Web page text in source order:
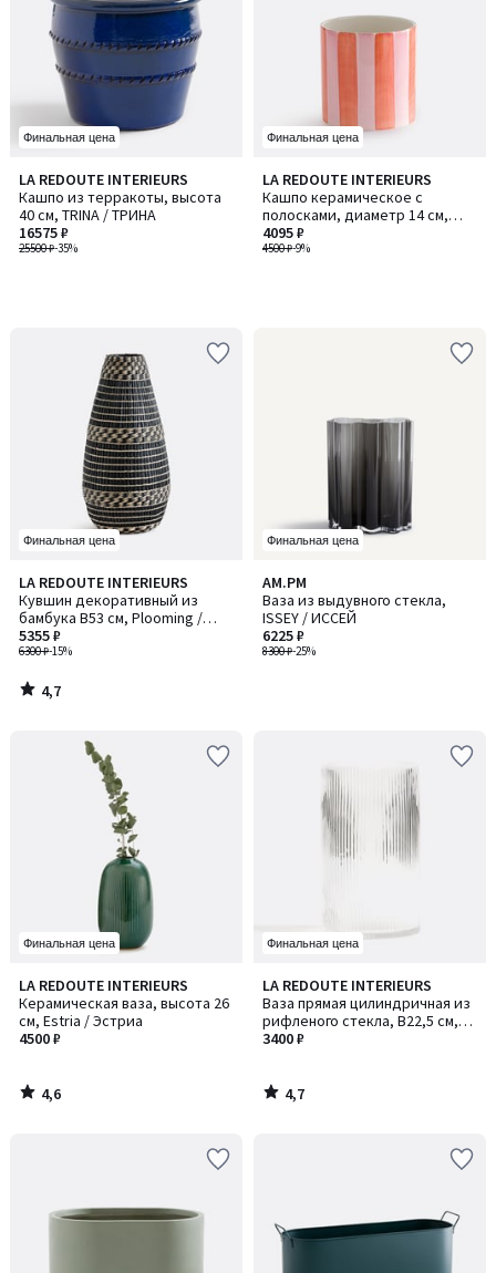
Финальная цена
LA REDOUTE INTERIEURS
Кашпо из терракоты, высота
40 см, TRINA / ТРИНА
25500 ₽-35%
16575 ₽
Финальная цена
LA REDOUTE INTERIEURS
Кашпо керамическое с
полосками, диаметр 14 см,
JAOMA / ЙАОМА
4500 ₽-9%
4095 ₽
Финальная цена
LA REDOUTE INTERIEURS
Кувшин декоративный из
бамбука В53 см, Plooming /
Плумин
6300 ₽-15%
5355 ₽
4,7
/ 5
4,7
/
Финальная цена
AM.PM
Ваза из выдувного стекла,
ISSEY / ИССЕЙ
8300 ₽-25%
6225 ₽
Финальная цена
LA REDOUTE INTERIEURS
Керамическая ваза, высота 26
см, Estria / Эстриа
4500 ₽
4,6
/ 5
4,6
/
Финальная цена
LA REDOUTE INTERIEURS
Ваза прямая цилиндричная из
рифленого стекла, В22,5 см,
Afa / Афа
3400 ₽
4,7
/ 5
4,7
/